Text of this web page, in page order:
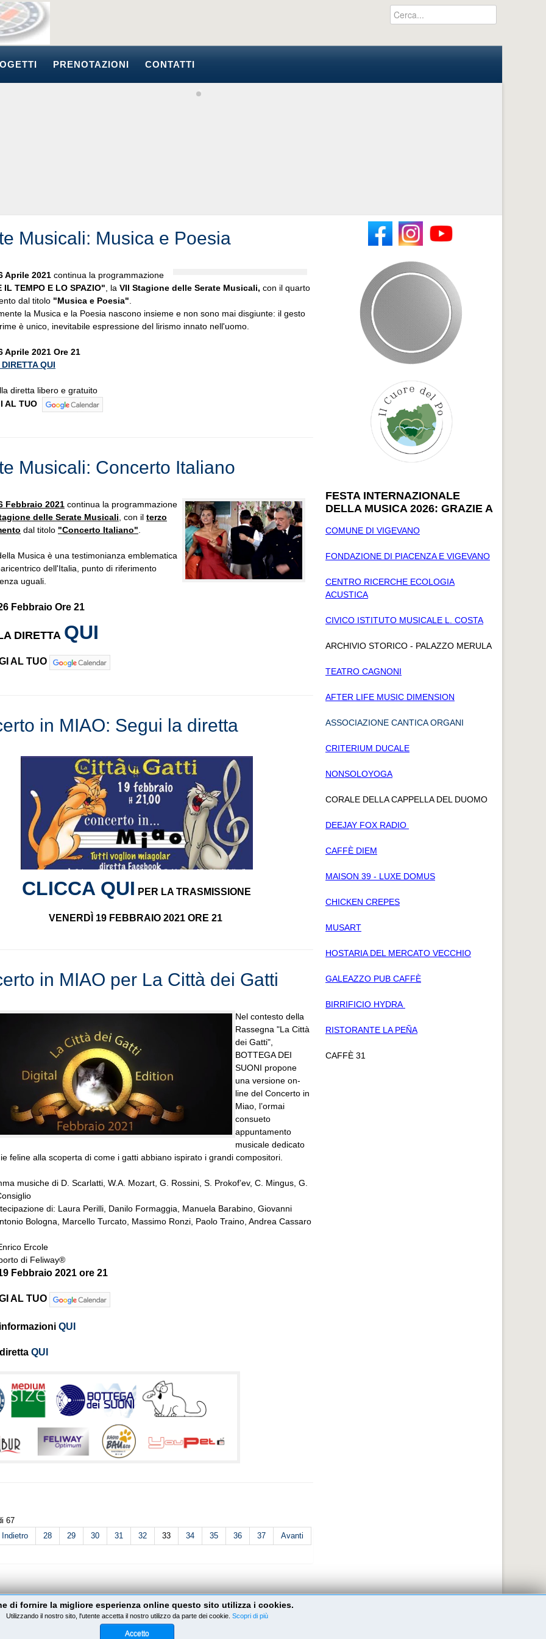
PRENOTAZIONI CONTATTI
Musicali: Musica e Poesia
Aprile 2021 continua la programmazione
IL TEMPO E LO SPAZIO" , la VII Stagione delle Serate Musicali, con il quarto
dal titolo "Musica e Poesia"
la Musica e la Poesia nascono insieme e non sono mai disgiunte: il gesto
è unico, inevitabile espressione del lirismo innato nell'uomo.
Aprile 2021 Ore 21
QUI
diretta libero e gratuito
AL TUO
Musicali: Concerto Italiano
Febbraio 2021 continua la programmazione
delle Serate Musicali , con il terzo
dal titolo "Concerto Italiano"
Musica è una testimonianza emblematica
dell'Italia, punto di riferimento
uguali.
Febbraio Ore 21
DIRETTA QUI
AL TUO
in MIAO: Segui la diretta
CLICCA QUI PER LA TRASMISSIONE
VENERDÌ 19 FEBBRAIO 2021 ORE 21
in MIAO per La Città dei Gatti
Nel contesto della
Rassegna "La Città
dei Gatti",
BOTTEGA DEI
SUONI propone
una versione on-
line del Concerto in
Miao, l’ormai
consueto
appuntamento
musicale dedicato
feline alla scoperta di come i gatti abbiano ispirato i grandi compositori.
musiche di D. Scarlatti, W.A. Mozart, G. Rossini, S. Prokof’ev, C. Mingus, G.
di: Laura Perilli, Danilo Formaggia, Manuela Barabino, Giovanni
Bologna, Marcello Turcato, Massimo Ronzi, Paolo Traino, Andrea Cassaro
Ercole
di Feliway®
Febbraio 2021 ore 21
AL TUO
QUI
QUI
67
Indietro
28 29 30 31 32 33 34 35 36 37 Avanti
FESTA INTERNAZIONALE
DELLA MUSICA 2026: GRAZIE A
COMUNE DI VIGEVANO
FONDAZIONE DI PIACENZA E VIGEVANO
CENTRO RICERCHE ECOLOGIA
ACUSTICA
CIVICO ISTITUTO MUSICALE L. COSTA
ARCHIVIO STORICO - PALAZZO MERULA
TEATRO CAGNONI
AFTER LIFE MUSIC DIMENSION
ASSOCIAZIONE CANTICA ORGANI
CRITERIUM DUCALE
NONSOLOYOGA
CORALE DELLA CAPPELLA DEL DUOMO
DEEJAY FOX RADIO
CAFFÈ DIEM
MAISON 39 - LUXE DOMUS
CHICKEN CREPES
MUSART
HOSTARIA DEL MERCATO VECCHIO
GALEAZZO PUB CAFFÈ
BIRRIFICIO HYDRA
RISTORANTE LA PEÑA
CAFFÈ 31
di fornire la migliore esperienza online questo sito utilizza i cookies.
Utilizzando il nostro sito, l'utente accetta il nostro utilizzo da parte dei cookie. Scopri di più
Accetto
Designed byVigevano Web